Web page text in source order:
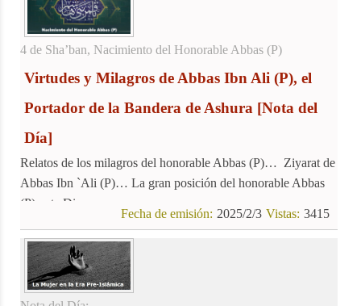
4 de Sha’ban, Nacimiento del Honorable Abbas (P)
Virtudes y Milagros de Abbas Ibn Ali (P), el
Portador de la Bandera de Ashura [Nota del
Día]
Relatos de los milagros del honorable Abbas (P)… Ziyarat de
Abbas Ibn `Ali (P)… La gran posición del honorable Abbas
(P) ante Dios
3415
Vistas:
2025/2/3
Fecha de emisión: